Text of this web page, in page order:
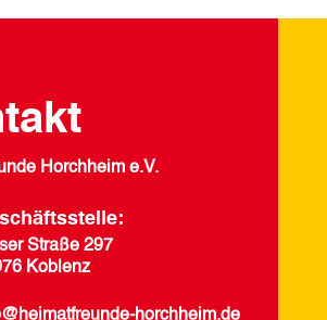
Horchheim e.V.
Straße 297
Koblenz
horchheim.de